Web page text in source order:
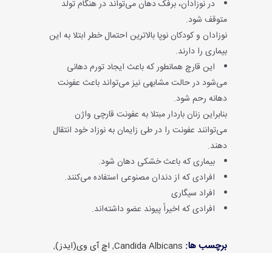
در نوزادان، برفک دهان می‌تواند در هنگام تولد
متوقف شود.
نوزادان و کودکان نوپا بالاترین احتمال خطر ابتلا به این
بیماری را دارند.
این قارچ همانطور که باعث ایجاد تورم دهانی
می‌شود در حالت مشابهی نیز می‌تواند باعث عفونت‌
دهانه رحم شود.
بنابراین زنان باردار مبتلا به عفونت قارچی واژن
می‌توانند عفونت را در طی زایمان به نوزاد خود انتقال
دهند.
بیماری که باعث خشکی دهان شود.
افرادی که از دندان مصنوعی استفاده می‌کنند.
افراد سیگاری
افرادی که اخیراً پیوند عضو داشته‌اند.
برچسب ها: Candida Albicans
, اچ آی وی(ایدز),